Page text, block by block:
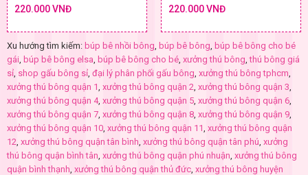
220.000 VNĐ 220.000 VNĐ
Xu hướng tìm kiếm: búp bê nhồi bông, búp bê bông, búp bê bông cho bé
gái, búp bê bông elsa, búp bê bông cho bé, xưởng thú bông,thú bông giá
sỉ, shop gấu bông sỉ, đại lý phân phối gấu bông, xưởng thú bông tphcm,
xưởng thú bông quận 1, xưởng thú bông quận 2, xưởng thú bông quận 3,
xưởng thú bông quận 4, xưởng thú bông quận 5, xưởng thú bông quận 6,
xưởng thú bông quận 7, xưởng thú bông quận 8, xưởng thú bông quận 9,
xưởng thú bông quận 10, xưởng thú bông quận 11, xưởng thú bông quận
12, xưởng thú bông quận tân bình, xưởng thú bông quận tân phú, xưởng
thú bông quận bình tân, xưởng thú bông quận phú nhuận, xưởng thú bông
quận bình thạnh, xưởng thú bông quận thủ đức, xưởng thú bông huyện